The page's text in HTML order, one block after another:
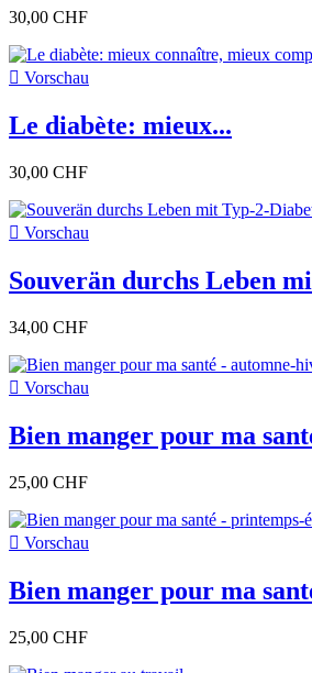
30,00 CHF
 Vorschau
Le diabète: mieux...
30,00 CHF
 Vorschau
Souverän durchs Leben
34,00 CHF
 Vorschau
Bien manger pour ma
25,00 CHF
 Vorschau
Bien manger pour ma
25,00 CHF